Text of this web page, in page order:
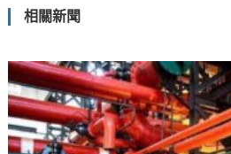
導
覽
相關新聞